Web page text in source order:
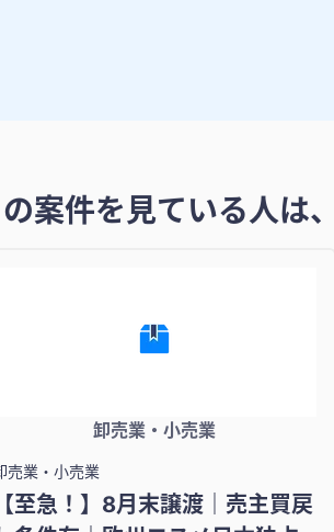
の案件を見ている人は
卸売業・小売業
売業・小売業
【至急！】8月末譲渡｜売主買戻